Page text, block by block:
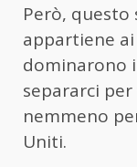
Però,
appartiene
dominarono
separarci
nemmeno
Uniti.